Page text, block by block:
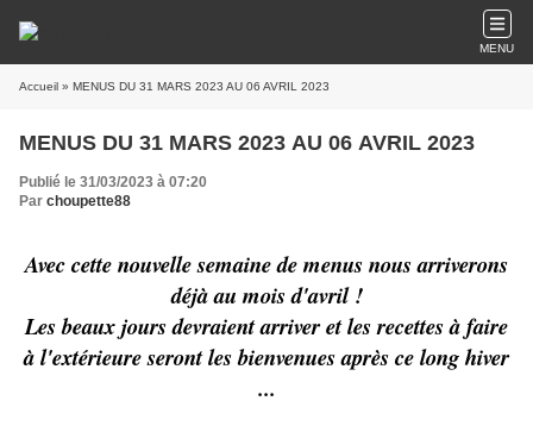
MENU
Accueil » MENUS DU 31 MARS 2023 AU 06 AVRIL 2023
MENUS DU 31 MARS 2023 AU 06 AVRIL 2023
Publié le 31/03/2023 à 07:20
Par choupette88
Avec cette nouvelle semaine de menus nous arriverons
déjà au mois d'avril !
Les beaux jours devraient arriver et les recettes à faire
à l'extérieure seront les bienvenues après ce long hiver
...